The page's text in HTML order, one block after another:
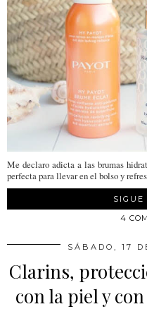
Me declaro adicta a las brumas
perfecta para llevar en el bolso y
SIGUE
4
SÁBADO, 17
Clarins,
con la piel y